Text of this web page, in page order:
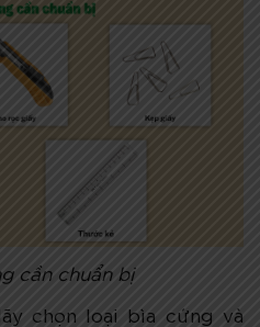
cần chuẩn bị
chọn loại bìa cứng và